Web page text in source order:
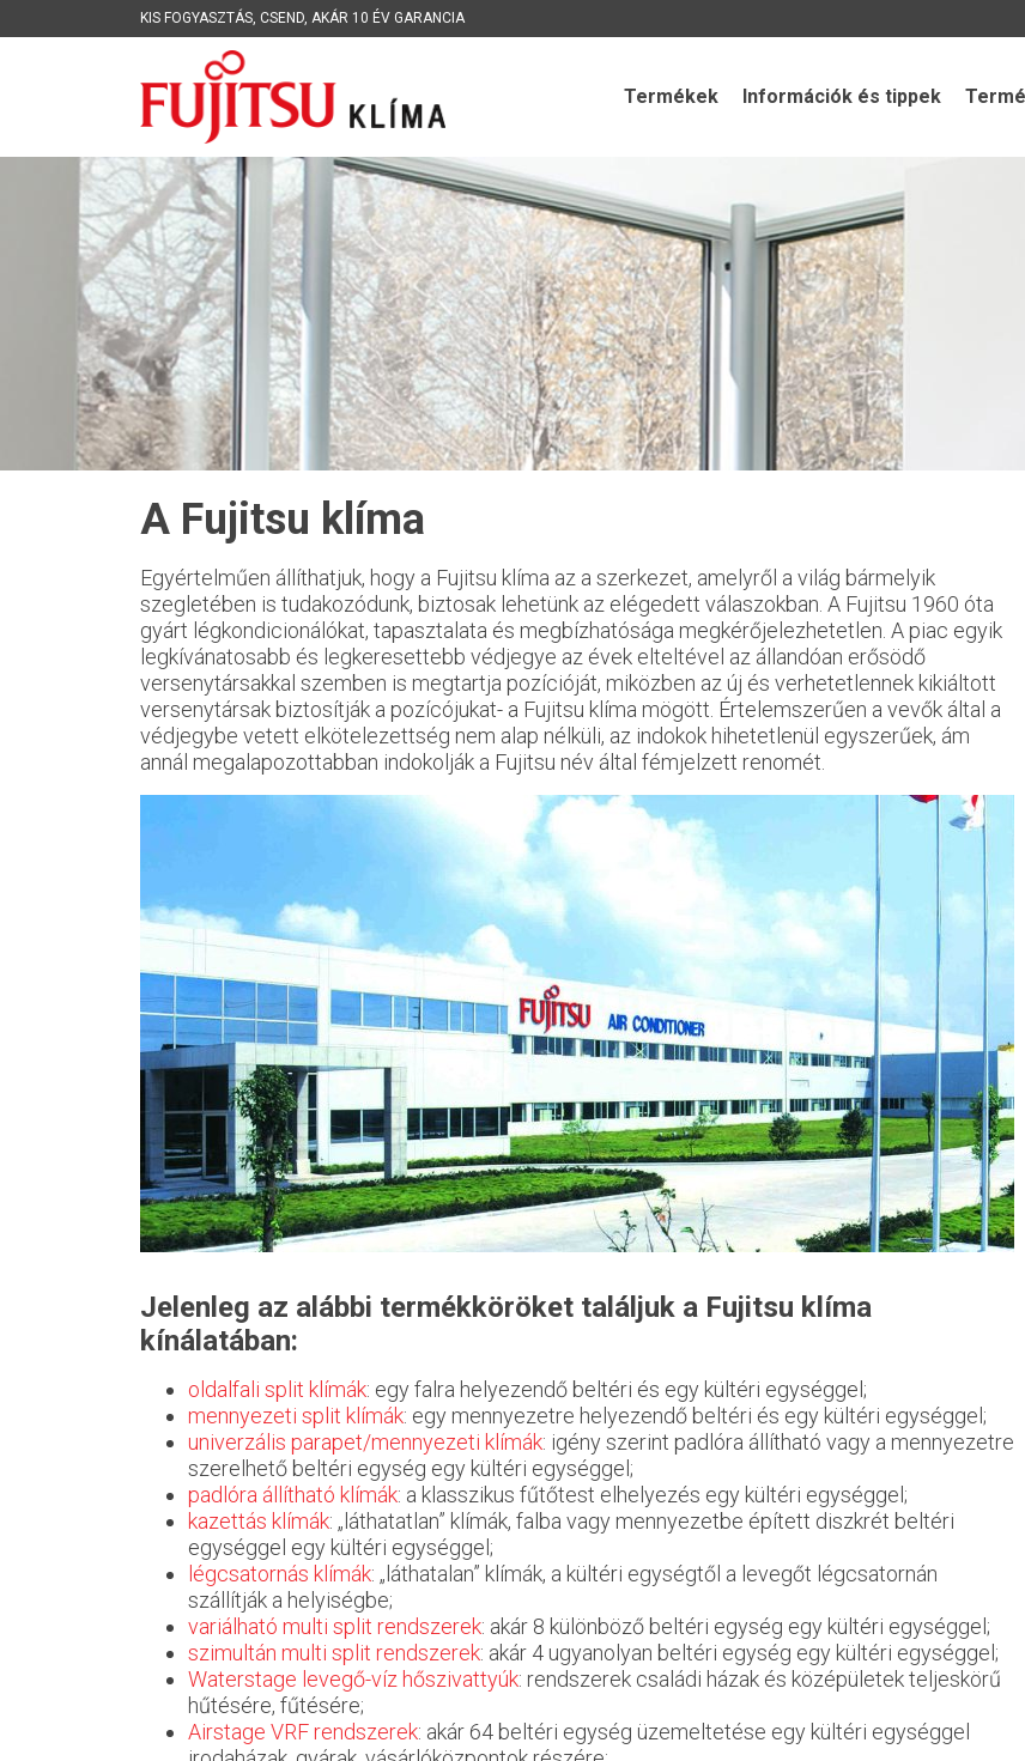
KIS FOGYASZTÁS, CSEND, AKÁR 10 ÉV GARANCIA
Termékek Információk és tippek
A Fujitsu klíma
Egyértelműen állíthatjuk, hogy a Fujitsu klíma az a szerkezet, amelyről a világ bármelyik
szegletében is tudakozódunk, biztosak lehetünk az elégedett válaszokban. A Fujitsu 1960 óta
gyárt légkondicionálókat, tapasztalata és megbízhatósága megkérőjelezhetetlen. A piac egyik
legkívánatosabb és legkeresettebb védjegye az évek elteltével az állandóan erősödő
versenytársakkal szemben is megtartja pozícióját, miközben az új és verhetetlennek kikiáltott
versenytársak biztosítják a pozícójukat- a Fujitsu klíma mögött. Értelemszerűen a vevők által a
védjegybe vetett elkötelezettség nem alap nélküli, az indokok hihetetlenül egyszerűek, ám
annál megalapozottabban indokolják a Fujitsu név által fémjelzett renomét.
Jelenleg az alábbi termékköröket találjuk a Fujitsu klíma
kínálatában:
oldalfali split klímák: egy falra helyezendő beltéri és egy kültéri egységgel;
mennyezeti split klímák: egy mennyezetre helyezendő beltéri és egy kültéri egységgel;
univerzális parapet/mennyezeti klímák: igény szerint padlóra állítható vagy a mennyezetre
szerelhető beltéri egység egy kültéri egységgel;
padlóra állítható klímák: a klasszikus fűtőtest elhelyezés egy kültéri egységgel;
kazettás klímák: „láthatatlan” klímák, falba vagy mennyezetbe épített diszkrét beltéri
egységgel egy kültéri egységgel;
légcsatornás klímák: „láthatalan” klímák, a kültéri egységtől a levegőt légcsatornán
szállítják a helyiségbe;
variálható multi split rendszerek: akár 8 különböző beltéri egység egy kültéri egységgel;
szimultán multi split rendszerek: akár 4 ugyanolyan beltéri egység egy kültéri egységgel;
Waterstage levegő-víz hőszivattyúk: rendszerek családi házak és középületek teljeskörű
hűtésére, fűtésére;
Airstage VRF rendszerek: akár 64 beltéri egység üzemeltetése egy kültéri egységgel